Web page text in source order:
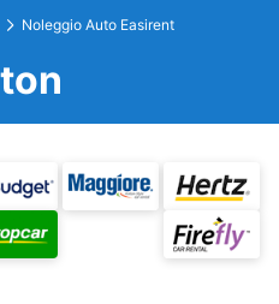
Noleggio Auto Easirent